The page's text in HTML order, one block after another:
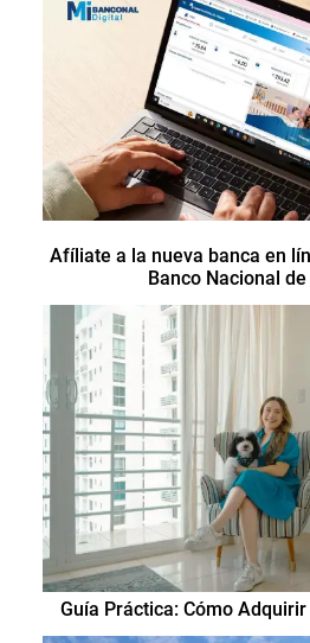
Afíliate a la nueva banca en
Banco Nacional
Guía Práctica: Cómo